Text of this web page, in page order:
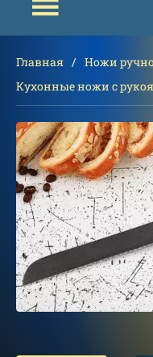
Главная Ножи
Кухонные ножи с